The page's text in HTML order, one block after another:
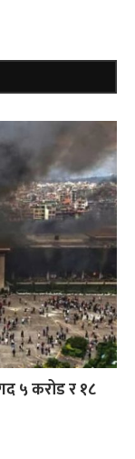
५ करोड र १८